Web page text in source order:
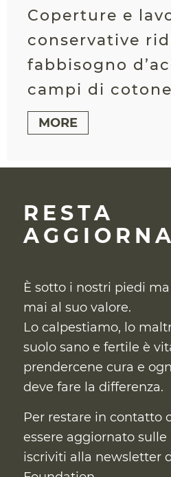
Coperture e
conservative
fabbisogno
campi di cotone
MORE
RESTA
È sotto i nostri piedi
mai al suo valore.
Lo calpestiamo, lo
suolo sano e fertile è
prendercene cura e
deve fare la differenza.
Per restare in contatto
essere aggiornato
iscriviti alla newsletter